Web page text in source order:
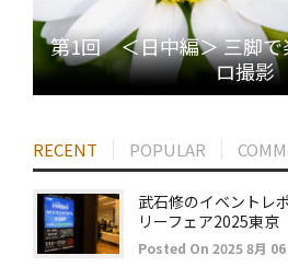
第1回 ＜日中編＞ 三脚で
ロ撮影
RECENT POPULAR
武石修のイベントレ
リーフェア2025東京
Posted On 2025 8月 06